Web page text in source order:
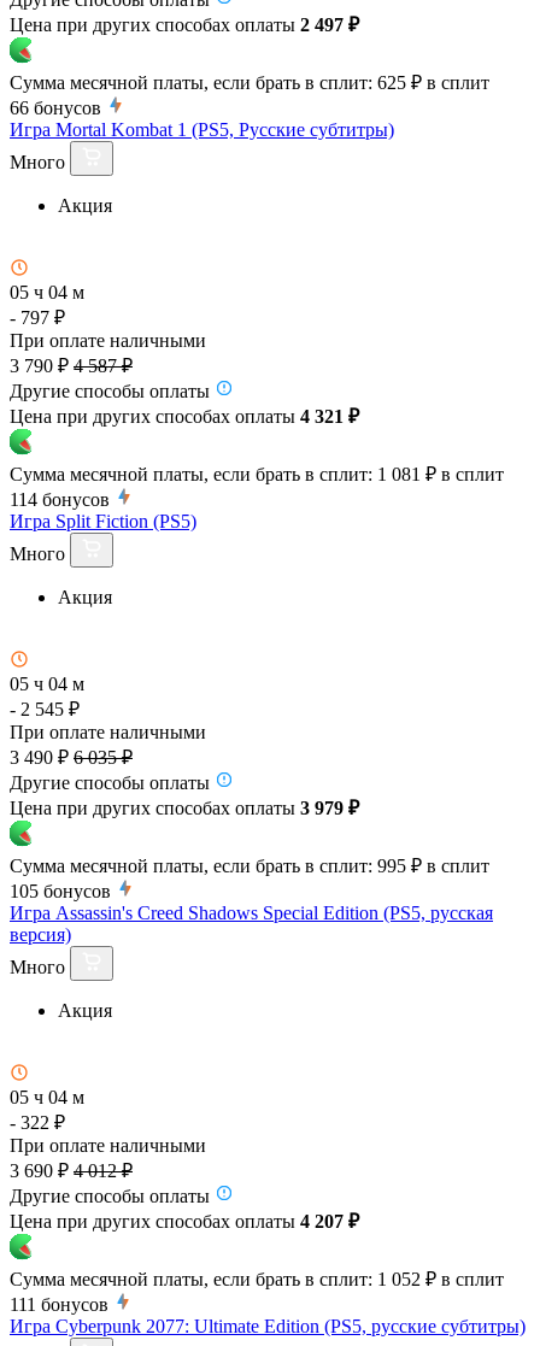
Цена при других способах оплаты 2 497 ₽
Сумма месячной платы, если брать в сплит: 625 ₽ в сплит
66 бонусов
Игра Mortal Kombat 1 (PS5, Русские субтитры)
Много
Акция
05 ч 04 м
- 797 ₽
При оплате наличными
3 790 ₽ 4 587 ₽
Другие способы оплаты
Цена при других способах оплаты 4 321 ₽
Сумма месячной платы, если брать в сплит: 1 081 ₽ в сплит
114 бонусов
Игра Split Fiction (PS5)
Много
Акция
05 ч 04 м
- 2 545 ₽
При оплате наличными
3 490 ₽ 6 035 ₽
Другие способы оплаты
Цена при других способах оплаты 3 979 ₽
Сумма месячной платы, если брать в сплит: 995 ₽ в сплит
105 бонусов
Игра Assassin's Creed Shadows Special Edition (PS5, русская
версия)
Много
Акция
05 ч 04 м
- 322 ₽
При оплате наличными
3 690 ₽ 4 012 ₽
Другие способы оплаты
Цена при других способах оплаты 4 207 ₽
Сумма месячной платы, если брать в сплит: 1 052 ₽ в сплит
111 бонусов
Игра Cyberpunk 2077: Ultimate Edition (PS5, русские субтитры)